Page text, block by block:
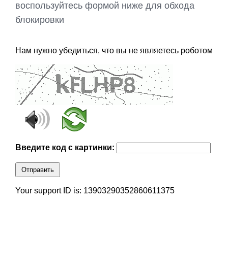
воспользуйтесь формой ниже для обхода
блокировки
Нам нужно убедиться, что вы не являетесь роботом
Введите код с картинки:
Отправить
Your support ID is: 13903290352860611375